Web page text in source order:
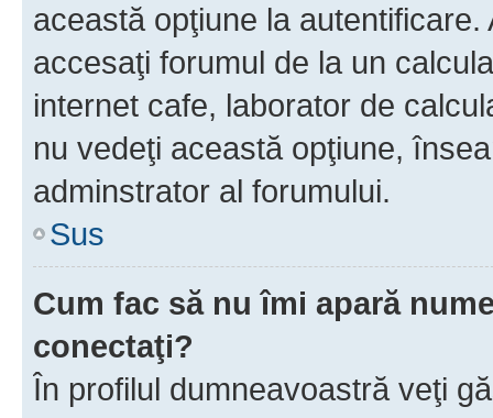
această opţiune la
accesaţi forumul de la un
internet cafe, laborator de
nu vedeţi această opţiune,
adminstrator al forumului.
Sus
Cum fac să nu îmi apară
conectaţi?
În profilul dumneavoastră veţi